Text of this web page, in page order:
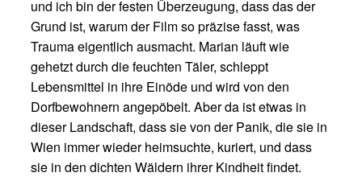
und ich bin der festen Überzeugung, dass das der
Grund ist, warum der Film so präzise fasst, was
Trauma eigentlich ausmacht. Marian läuft wie
gehetzt durch die feuchten Täler, schleppt
Lebensmittel in ihre Einöde und wird von den
Dorfbewohnern angepöbelt. Aber da ist etwas in
dieser Landschaft, dass sie von der Panik, die sie in
Wien immer wieder heimsuchte, kuriert, und dass
sie in den dichten Wäldern ihrer Kindheit findet.